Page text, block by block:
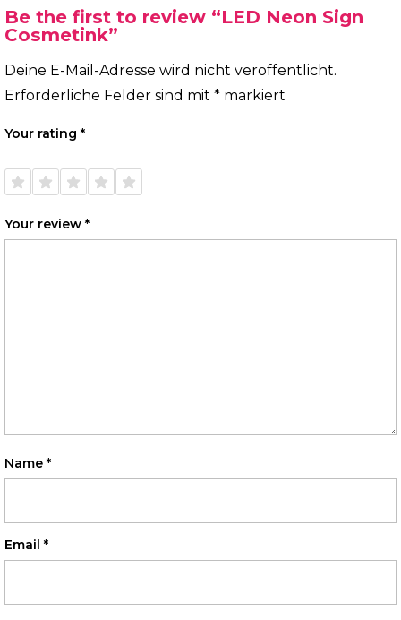
Be the first to review “LED Neon Sign
Cosmetink”
Deine E-Mail-Adresse wird nicht veröffentlicht.
Erforderliche Felder sind mit * markiert
Your rating *
Your review *
Name *
Email *